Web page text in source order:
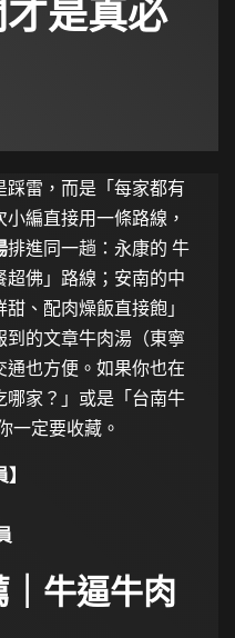
是真必
踩雷，而是「每家都有
編直接用一條路線，
排進同一趟：永康的 牛
佛」路線；安南的中
、配肉燥飯直接飽」
的文章牛肉湯（東寧
也方便。如果你也在
哪家？」或是「台南牛
一定要收藏。
牛逼牛肉